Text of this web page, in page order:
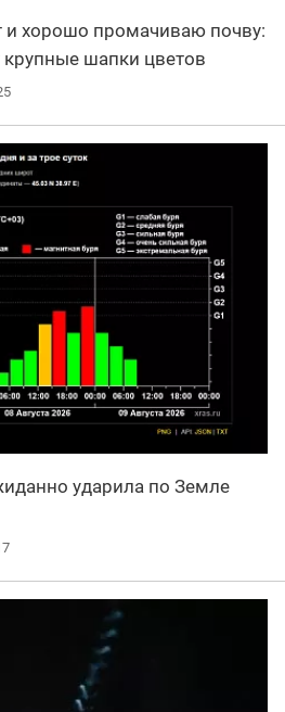
хорошо промачиваю почву:
крупные шапки цветов
ударила по Земле